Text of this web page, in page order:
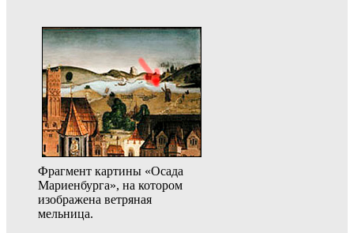
Фрагмент картины «Осада
Мариенбурга», на котором
изображена ветряная
мельница.